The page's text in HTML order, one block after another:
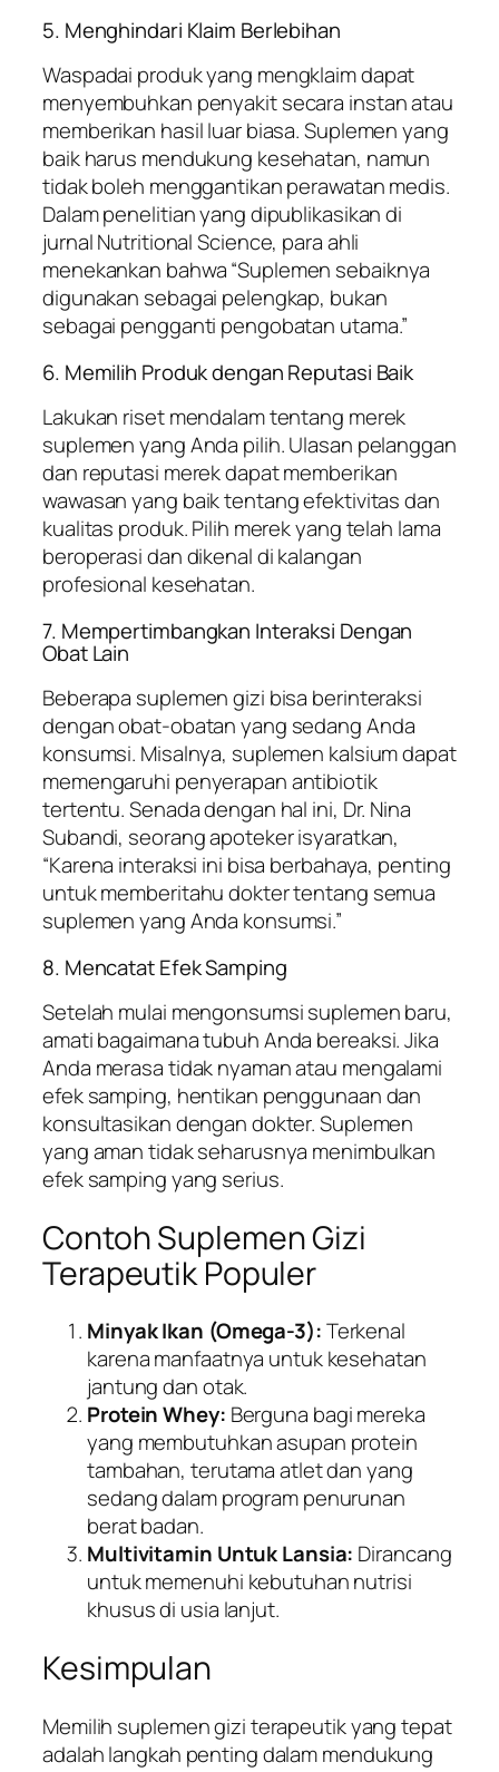
5. Menghindari Klaim Berlebihan
Waspadai produk yang mengklaim dapat
menyembuhkan penyakit secara instan atau
memberikan hasil luar biasa. Suplemen yang
baik harus mendukung kesehatan, namun
tidak boleh menggantikan perawatan medis.
Dalam penelitian yang dipublikasikan di
jurnalNutritional Science, para ahli
menekankan bahwa “Suplemen sebaiknya
digunakan sebagai pelengkap, bukan
sebagai pengganti pengobatan utama.”
6. Memilih Produk dengan Reputasi Baik
Lakukan riset mendalam tentang merek
suplemen yang Anda pilih. Ulasan pelanggan
dan reputasi merek dapat memberikan
wawasan yang baik tentang efektivitas dan
kualitas produk. Pilih merek yang telah lama
beroperasi dan dikenal di kalangan
profesional kesehatan.
7. Mempertimbangkan Interaksi Dengan
Obat Lain
Beberapa suplemen gizi bisa berinteraksi
dengan obat-obatan yang sedang Anda
konsumsi. Misalnya, suplemen kalsium dapat
memengaruhi penyerapan antibiotik
tertentu. Senada dengan hal ini, Dr. Nina
Subandi, seorang apoteker isyaratkan,
“Karena interaksi ini bisa berbahaya, penting
untuk memberitahu dokter tentang semua
suplemen yang Anda konsumsi.”
8. Mencatat Efek Samping
Setelah mulai mengonsumsi suplemen baru,
amati bagaimana tubuh Anda bereaksi. Jika
Anda merasa tidak nyaman atau mengalami
efek samping, hentikan penggunaan dan
konsultasikan dengan dokter. Suplemen
yang aman tidak seharusnya menimbulkan
efek samping yang serius.
Contoh Suplemen Gizi
Terapeutik Populer
Minyak Ikan (Omega-3):Terkenal
karena manfaatnya untuk kesehatan
jantung dan otak.
Protein Whey: Berguna bagi mereka
yang membutuhkan asupan protein
tambahan, terutama atlet dan yang
sedang dalam program penurunan
berat badan.
Multivitamin Untuk Lansia: Dirancang
untuk memenuhi kebutuhan nutrisi
khusus di usia lanjut.
Kesimpulan
Memilih suplemen gizi terapeutik yang tepat
adalah langkah penting dalam mendukung